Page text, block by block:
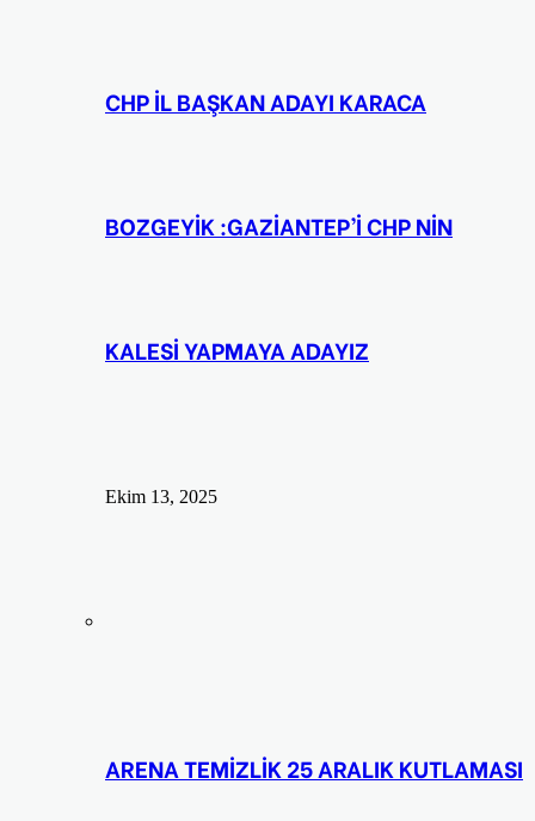
CHP İL BAŞKAN ADAYI KARACA
BOZGEYİK :GAZİANTEP’İ CHP NİN
KALESİ YAPMAYA ADAYIZ
Ekim 13, 2025
ARENA TEMİZLİK 25 ARALIK KUTLAMASI